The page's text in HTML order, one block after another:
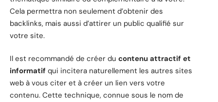
Cela permettra non seulement d’obtenir des
backlinks, mais aussi d’attirer un public qualifié sur
votre site.
Il est recommandé de créer du contenu attractif et
informatif qui incitera naturellement les autres sites
web à vous citer et à créer un lien vers votre
contenu. Cette technique, connue sous le nom de